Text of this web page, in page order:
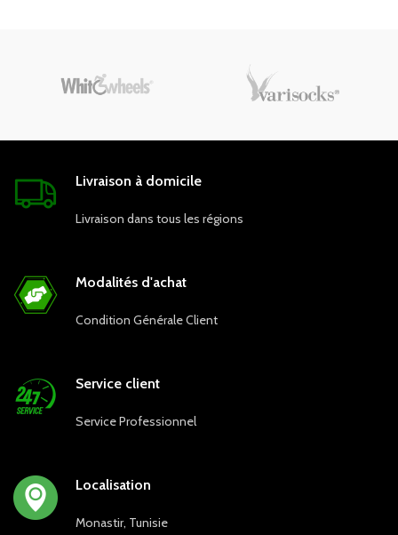
Livraison à domicile
Livraison dans tous les régions
Modalités d'achat
Condition Générale Client
Service client
Service Professionnel
Localisation
Monastir, Tunisie